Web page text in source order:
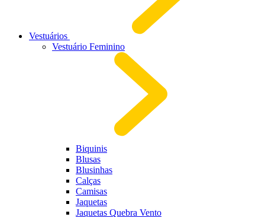
Vestuários
Vestuário Feminino
Biquinis
Blusas
Blusinhas
Calças
Camisas
Jaquetas
Jaquetas Quebra Vento